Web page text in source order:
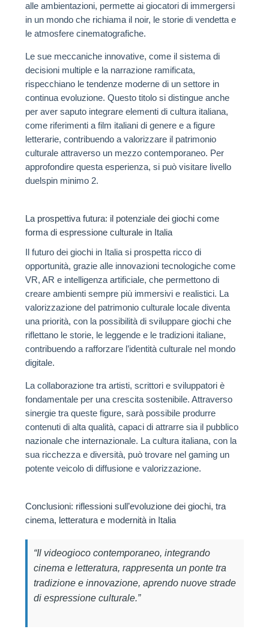
alle ambientazioni, permette ai giocatori di immergersi
in un mondo che richiama il noir, le storie di vendetta e
le atmosfere cinematografiche.
Le sue meccaniche innovative, come il sistema di
decisioni multiple e la narrazione ramificata,
rispecchiano le tendenze moderne di un settore in
continua evoluzione. Questo titolo si distingue anche
per aver saputo integrare elementi di cultura italiana,
come riferimenti a film italiani di genere e a figure
letterarie, contribuendo a valorizzare il patrimonio
culturale attraverso un mezzo contemporaneo. Per
approfondire questa esperienza, si può visitare livello
duelspin minimo 2.
La prospettiva futura: il potenziale dei giochi come
forma di espressione culturale in Italia
Il futuro dei giochi in Italia si prospetta ricco di
opportunità, grazie alle innovazioni tecnologiche come
VR, AR e intelligenza artificiale, che permettono di
creare ambienti sempre più immersivi e realistici. La
valorizzazione del patrimonio culturale locale diventa
una priorità, con la possibilità di sviluppare giochi che
riflettano le storie, le leggende e le tradizioni italiane,
contribuendo a rafforzare l’identità culturale nel mondo
digitale.
La collaborazione tra artisti, scrittori e sviluppatori è
fondamentale per una crescita sostenibile. Attraverso
sinergie tra queste figure, sarà possibile produrre
contenuti di alta qualità, capaci di attrarre sia il pubblico
nazionale che internazionale. La cultura italiana, con la
sua ricchezza e diversità, può trovare nel gaming un
potente veicolo di diffusione e valorizzazione.
Conclusioni: riflessioni sull’evoluzione dei giochi, tra
cinema, letteratura e modernità in Italia
“Il videogioco contemporaneo, integrando
cinema e letteratura, rappresenta un ponte tra
tradizione e innovazione, aprendo nuove strade
di espressione culturale.”